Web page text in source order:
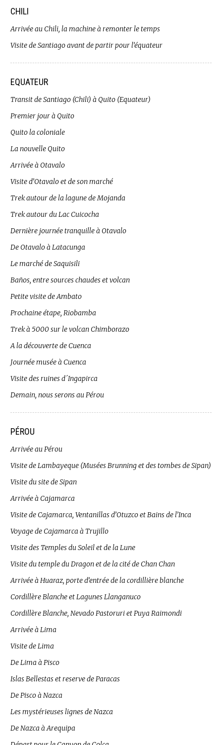
CHILI
Arrivée au Chili, la machine à remonter le temps
Visite de Santiago avant de partir pour l’équateur
EQUATEUR
Transit de Santiago (Chili) à Quito (Equateur)
Premier jour à Quito
Quito la coloniale
La nouvelle Quito
Arrivée à Otavalo
Visite d’Otavalo et de son marché
Trek autour de la lagune de Mojanda
Trek autour du Lac Cuicocha
Dernière journée tranquille à Otavalo
De Otavalo à Latacunga
Le marché de Saquisili
Baños, entre sources chaudes et volcan
Petite visite de Ambato
Prochaine étape, Riobamba
Trek à 5000 sur le volcan Chimborazo
A la découverte de Cuenca
Journée musée à Cuenca
Visite des ruines d´Ingapirca
Demain, nous serons au Pérou
PÉROU
Arrivée au Pérou
Visite de Lambayeque (Musées Brunning et des tombes de Sipan)
Visite du site de Sipan
Arrivée à Cajamarca
Visite de Cajamarca, Ventanillas d’Otuzco et Bains de l’Inca
Voyage de Cajamarca à Trujillo
Visite des Temples du Soleil et de la Lune
Visite du temple du Dragon et de la cité de Chan Chan
Arrivée à Huaraz, porte d’entrée de la cordillière blanche
Cordillère Blanche et Lagunes Llanganuco
Cordillère Blanche, Nevado Pastoruri et Puya Raimondi
Arrivée à Lima
Visite de Lima
De Lima à Pisco
Islas Bellestas et reserve de Paracas
De Pisco à Nazca
Les mystérieuses lignes de Nazca
De Nazca à Arequipa